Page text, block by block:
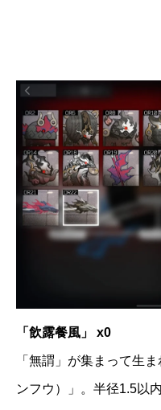
「飲露餐風」 x0
「無謂」が集まって生
ンフウ）」。半径1.5以